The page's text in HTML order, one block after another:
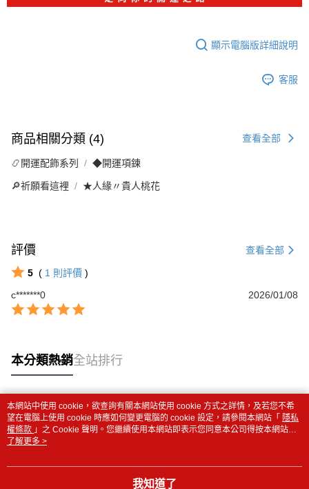
顯示電腦版詳細說明
客服
商品相關分類 (4) 查看全部
📿開運配飾系列 ◆開運項鍊
🔎祈願看這裡 ★人緣〃貴人桃花
評價 查看全部
5 ( 1 則評價 )
c*******0
2026/01/08
本分類熱銷全站排行
熱門標籤
本網站中使用 cookie，欲查詢有關本網站使用 cookie 方式之詳情，及若您不希
望在電腦上使用 cookie 時應如何變更電腦的 cookie 設定，請參閱本網站「 隱私
權條款 」之 Cookie 聲明。您繼續使用本網站即表示您同意本公司得按本網站使
用條款之 Cookie 聲明使用 cookie。
了解更多 >
我知道了